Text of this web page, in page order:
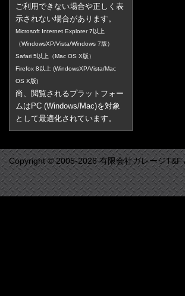
ご利用できない場合や正しく表
示されない場合があります。
Microsoft Internet Explorer 7以上
（WindowsXP/Vista/Windows 7版）
Safari 5以上（Mac OS X版）
Firefox 8以上 (WindowsXP/Vista/Mac
OS X版)
尚、閲覧されるプラットフォー
ムはPC (Windows/Mac)を対象
として最適化されています。
Copyright © 2005-2026 有限会社ガレージT&F